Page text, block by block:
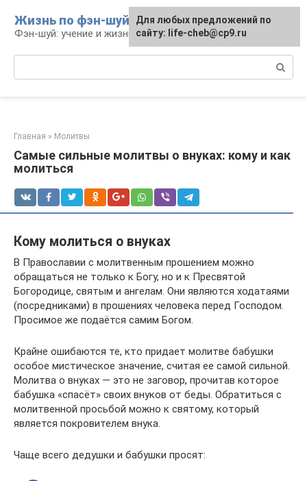
контенту
Жизнь по фэн-шуй
Фэн-шуй: учение и жизнь
Главная » Молитвы
Самые сильные молитвы о внуках: кому и как
молиться
Кому молиться о внуках
В Православии с молитвенным прошением можно
обращаться не только к Богу, но и к Пресвятой
Богородице, святым и ангелам. Они являются ходатаями
(посредниками) в прошениях человека перед Господом.
Просимое же подаётся самим Богом.
Крайне ошибаются те, кто придает молитве бабушки
особое мистическое значение, считая ее самой сильной.
Молитва о внуках — это не заговор, прочитав которое
бабушка «спасёт» своих внуков от беды. Обратиться с
молитвенной просьбой можно к святому, который
является покровителем внука.
Чаще всего дедушки и бабушки просят:
Для любых предложений по
сайту: life-cheb@cp9.ru
Для любых предложений по
сайту: life-cheb@cp9.ru